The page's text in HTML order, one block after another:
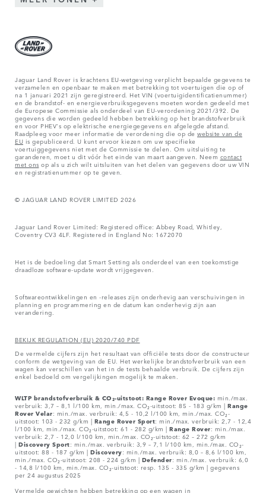
Jaguar Land Rover is krachtens EU-wetgeving verplicht bepaalde gegevens te
verzamelen en openbaar te maken met betrekking tot voertuigen die op of
na 1 januari 2021 zijn geregistreerd. Het VIN (voertuigidentificatienummer)
en de brandstof- en energieverbruiksgegevens moeten worden gedeeld met
de Europese Commissie als onderdeel van EU-verordening 2021/392. De
gegevens die worden gedeeld hebben betrekking op het brandstofverbruik
en voor PHEV's op elektrische energiegegevens en afgelegde afstand.
Raadpleeg voor meer informatie de verordening die op dewebsite van de
EU is gepubliceerd. U kunt ervoor kiezen om uw specifieke
voertuiggegevens niet met de Commissie te delen. Om uitsluiting te
garanderen, moet u dit vóór het einde van maart aangeven. Neem contact
met ons op als u zich wilt uitsluiten van het delen van gegevens door uw VIN
en registratienummer op te geven.
© JAGUAR LAND ROVER LIMITED 2026
Jaguar Land Rover Limited: Registered office: Abbey Road, Whitley,
Coventry CV3 4LF. Registered in England No: 1672070
Het is de bedoeling dat Smart Setting als onderdeel van een toekomstige
draadloze software-update wordt vrijgegeven.
Softwareontwikkelingen en -releases zijn onderhevig aan verschuivingen in
planning en programmering en de datum kan onderhevig zijn aan
verandering.
BEKIJK REGULATION (EU) 2020/740 PDF
De vermelde cijfers zijn het resultaat van officiële tests door de constructeur
conform de wetgeving van de EU. Het werkelijke brandstofverbruik van een
wagen kan verschillen van het in de tests behaalde verbruik. De cijfers zijn
enkel bedoeld om vergelijkingen mogelijk te maken.
WLTP brandstofverbruik & CO₂-uitstoot: Range Rover Evoque: min./max.
verbruik: 3,7 – 8,1 l/100 km, min./max. CO₂-uitstoot: 85 - 183 g/km | Range
Rover Velar: min./max. verbruik: 4,5 - 10,2 l/100 km, min./max. CO₂-
uitstoot: 103 - 232 g/km | Range Rover Sport: min./max. verbruik: 2,7 - 12,4
l/100 km, min./max. CO₂-uitstoot: 61 - 282 g/km | Range Rover: min./max.
verbruik: 2,7 - 12,0 l/100 km, min./max. CO₂-uitstoot: 62 – 272 g/km
| Discovery Sport: min./max. verbruik: 3,9 – 7,1 l/100 km, min./max. CO₂-
uitstoot: 88 - 187 g/km | Discovery: min./max. verbruik: 8,0 – 8,6 l/100 km,
min./max. CO₂-uitstoot: 208 - 224 g/km | Defender: min./max. verbruik: 6,0
- 14,8 l/100 km, min./max. CO₂-uitstoot: resp. 135 - 335 g/km | gegevens
per 24 augustus 2025
Vermelde gewichten hebben betrekking op een wagen in